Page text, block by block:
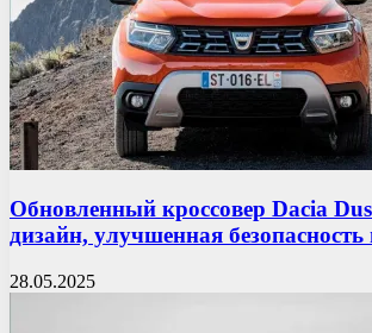
Обновленный кроссовер Dacia
дизайн, улучшенная
28.05.2025